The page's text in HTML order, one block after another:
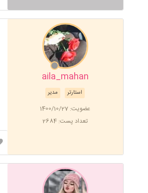
aila_mahan
مدیر استارتر
عضویت: 1400/10/27
تعداد پست: 2684